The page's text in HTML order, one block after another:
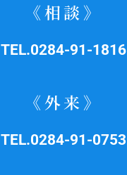
《相談》
TEL.0284-91-1816
《外来》
TEL.0284-91-0753